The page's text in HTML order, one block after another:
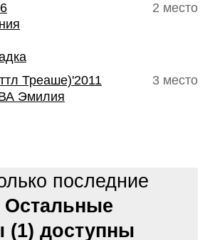
2 место
3 место
Треаше)'2011
Эмилия
последние
Остальные
(1) доступны